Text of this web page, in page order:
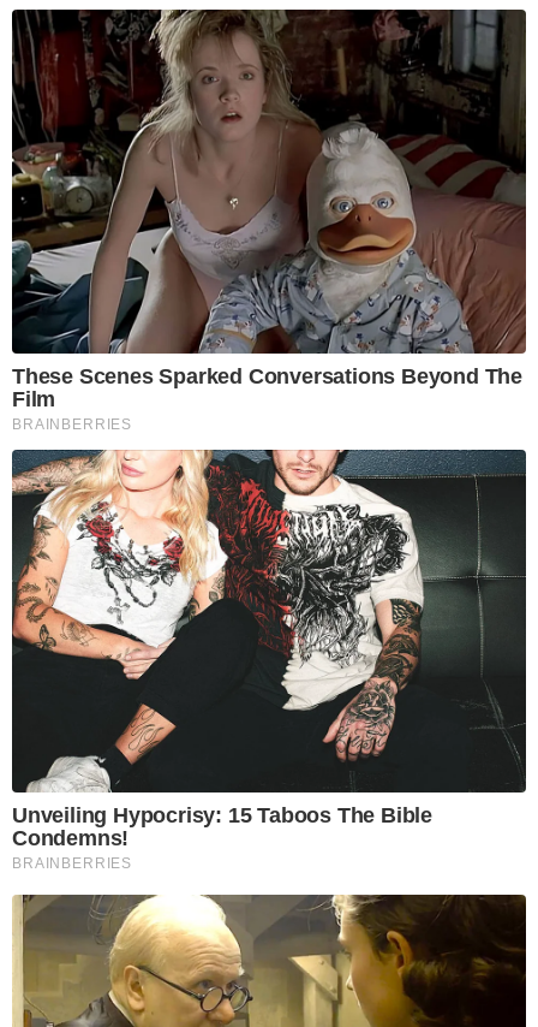
These Scenes Sparked Conversations Beyond The
Film
BRAINBERRIES
Unveiling Hypocrisy: 15 Taboos The Bible
Condemns!
BRAINBERRIES